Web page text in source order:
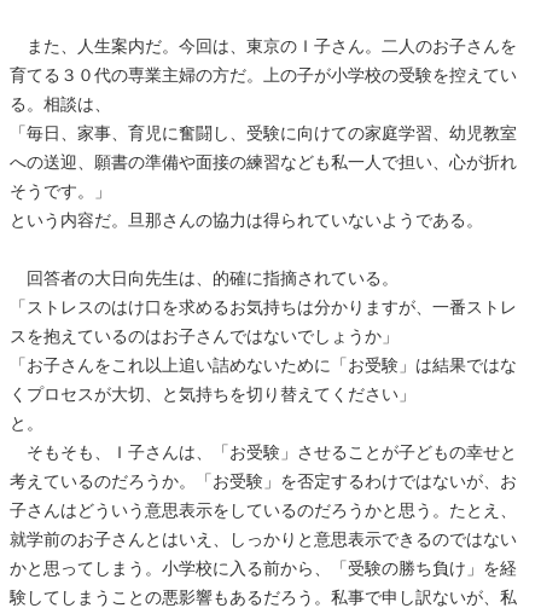
また、人生案内だ。今回は、東京のＩ子さん。二人のお子さんを
育てる３０代の専業主婦の方だ。上の子が小学校の受験を控えてい
る。相談は、
「毎日、家事、育児に奮闘し、受験に向けての家庭学習、幼児教室
への送迎、願書の準備や面接の練習なども私一人で担い、心が折れ
そうです。」
という内容だ。旦那さんの協力は得られていないようである。
回答者の大日向先生は、的確に指摘されている。
「ストレスのはけ口を求めるお気持ちは分かりますが、一番ストレ
スを抱えているのはお子さんではないでしょうか」
「お子さんをこれ以上追い詰めないために「お受験」は結果ではな
くプロセスが大切、と気持ちを切り替えてください」
と。
そもそも、Ｉ子さんは、「お受験」させることが子どもの幸せと
考えているのだろうか。「お受験」を否定するわけではないが、お
子さんはどういう意思表示をしているのだろうかと思う。たとえ、
就学前のお子さんとはいえ、しっかりと意思表示できるのではない
かと思ってしまう。小学校に入る前から、「受験の勝ち負け」を経
験してしまうことの悪影響もあるだろう。私事で申し訳ないが、私